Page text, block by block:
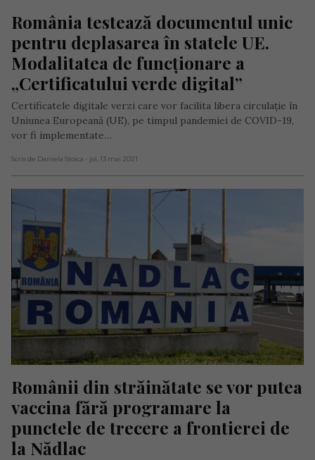
România testează documentul unic
pentru deplasarea în statele UE.
Modalitatea de funcționare a
„Certificatului verde digital”
Certificatele digitale verzi care vor facilita libera circulație în
Uniunea Europeană (UE), pe timpul pandemiei de COVID-19,
vor fi implementate…
Scris de Daniela Stoica - joi, 13 mai 2021
Românii din străinătate se vor putea
vaccina fără programare la
punctele de trecere a frontierei de
la Nădlac